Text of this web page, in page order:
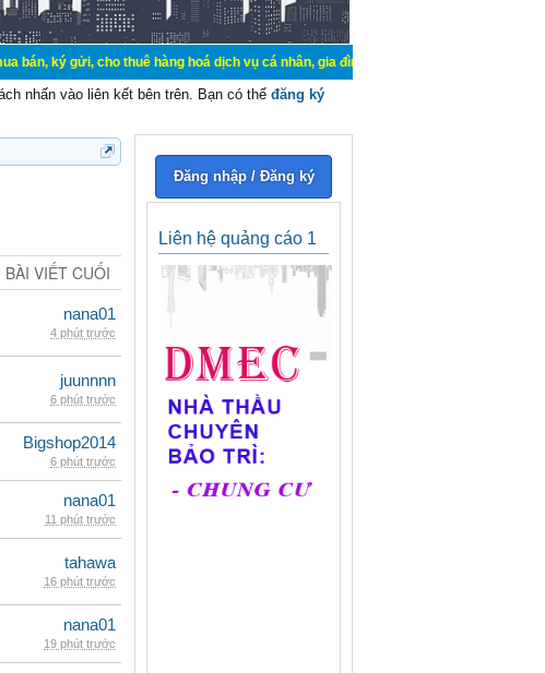
cho thuê hàng hoá dịch vụ cá nhân, gia đình. Mua bán, ký gửi, cho thuê thiết bị
nhấn vào liên kết bên trên. Bạn có thể đăng ký
BÀI VIẾT CUỐI
nana01
4 phút trước
juunnnn
6 phút trước
Bigshop2014
6 phút trước
nana01
11 phút trước
tahawa
16 phút trước
nana01
19 phút trước
Đăng nhập / Đăng ký
Liên hệ quảng cáo 1